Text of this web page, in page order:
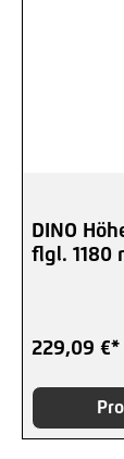
DINO
flgl. 1180
229,09 €*